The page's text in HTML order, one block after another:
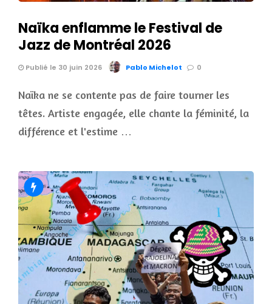
Naïka enflamme le Festival de
Jazz de Montréal 2026
Publié le 30 juin 2026 Pablo Michelot 0
Naïka ne se contente pas de faire tourner les
têtes. Artiste engagée, elle chante la féminité, la
différence et l'estime …